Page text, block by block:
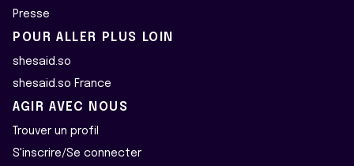
Presse
POUR ALLER PLUS LOIN
shesaid.so
shesaid.so France
AGIR AVEC NOUS
Trouver un profil
S'inscrire/Se connecter